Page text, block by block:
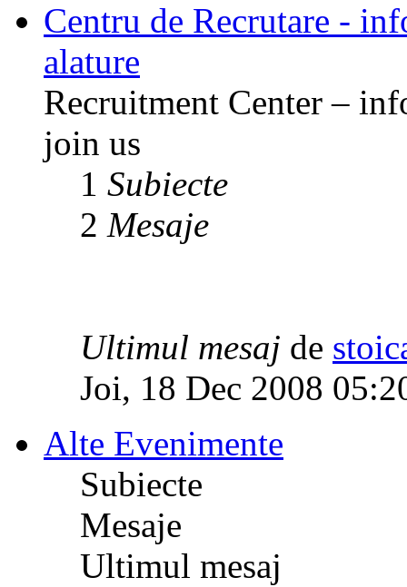
Centru de Recrutare -
alature
Recruitment Center –
join us
1 Subiecte
2 Mesaje
Ultimul mesaj de
Joi, 18 Dec 2008
Alte Evenimente
Subiecte
Mesaje
Ultimul mesaj